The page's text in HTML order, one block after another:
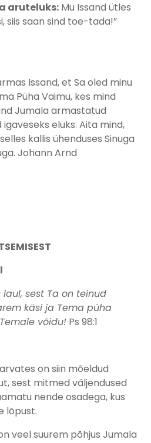
aruteluks: Mu Issand ütles
siis saan sind toe-tada!”
Issand, et Sa oled minu
Püha Vaimu, kes mind
Jumala armastatud
eluks. Aita mind,
kallis ühenduses Sinuga
Johann Arnd
sest Ta on teinud
käsi ja Tema püha
võidu! Ps 98:1
on siin mõeldud
sest mitmed väljendused
nende osadega, kus
lõpust.
veel suurem põhjus Jumala